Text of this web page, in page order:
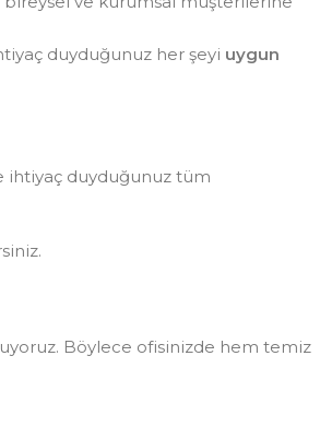
duyduğunuz her şeyi uygun
ihtiyaç duyduğunuz tüm
Böylece ofisinizde hem temiz